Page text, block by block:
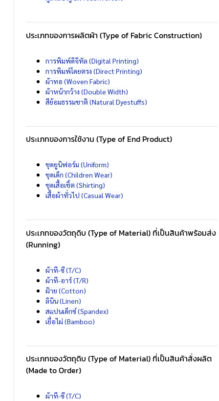
ประเภทของการผลิตผ้า (Type of Fabric Construction)
การพิมพ์ดิจิทัล (Digital Printing)
การพิมพ์โดยตรง (Direct Printing)
ผ้าทอ (Woven Fabric)
ผ้าหน้ากว้าง (Double Width)
สีย้อมธรรมชาติ (Natural Dyestuffs)
ประเภทของการใช้งาน (Type of End Product)
ชุดยูนิฟอร์ม (Uniform)
ชุดเด็ก (Children Wear)
ชุดเสื้อเชิ้ต (Shirting)
เสื้อผ้าทั่วไป (Casual Wear)
ประเภทของวัตถุดิบ (Type of Material) ที่เป็นสินค้าพร้อมส่ง
(Running)
ผ้าที-ซี (T/C)
ผ้าที-อาร์ (T/R)
ฝ้าย (Cotton)
ลินิน (Linen)
สแปนเด็กซ์ (Spandex)
เยื่อไผ่ (Bamboo)
ประเภทของวัตถุดิบ (Type of Material) ที่เป็นสินค้าสั่งผลิต
(Made to Order)
ผ้าที-ซี (T/C)